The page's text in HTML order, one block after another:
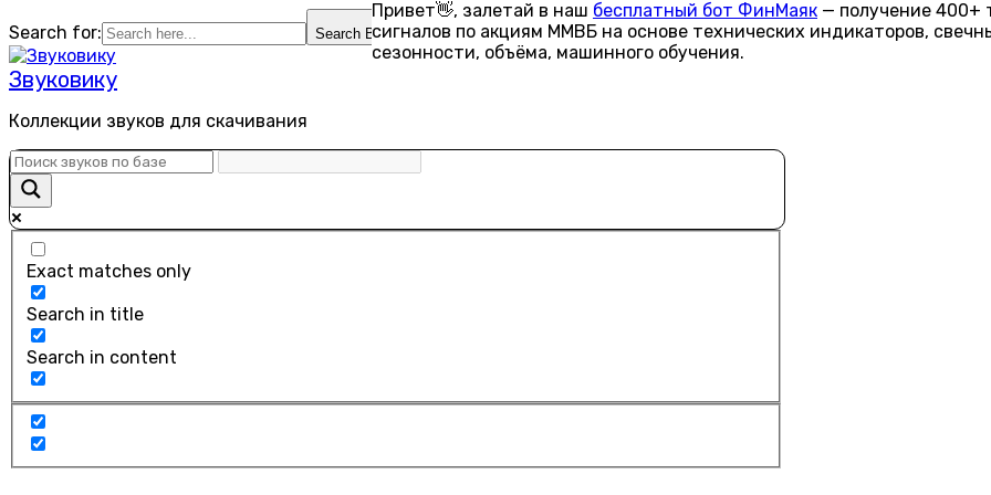
Привет👋, залетай в наш бесплатный бот ФинМаяк — получение 400+
сигналов по акциям ММВБ на основе технических индикаторов,
сезонности, объёма, машинного обучения.
к
содержанию
Search for: Search Button
Звуковику
Коллекции звуков для скачивания
Exact matches only
Search in title
Search in content